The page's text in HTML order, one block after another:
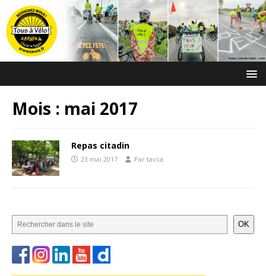
Mois : mai 2017
Repas citadin
23 mai 2017 Par tavca
OK